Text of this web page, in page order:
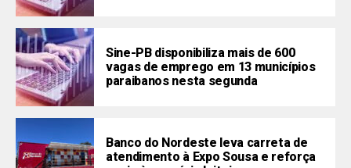
Sine-PB disponibiliza mais de 600
vagas de emprego em 13 municípios
paraibanos nesta segunda
Banco do Nordeste leva carreta de
atendimento à Expo Sousa e reforça